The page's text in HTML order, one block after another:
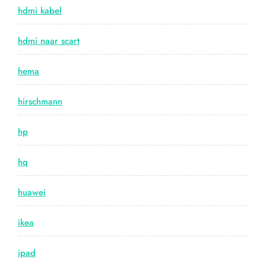
hdmi kabel
hdmi naar scart
hema
hirschmann
hp
hq
huawei
ikea
ipad